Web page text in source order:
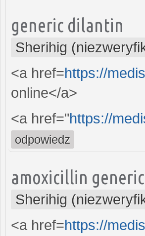
generic dilantin
Sherihig
<a href=https://
online</a>
<a href="https://
odpowiedz
amoxicillin generic
Sherihig
<a href=https://